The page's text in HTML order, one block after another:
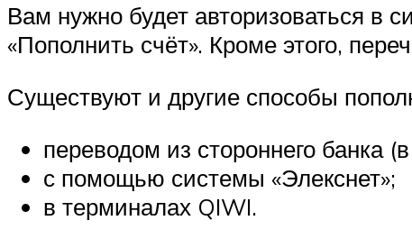
Вам нужно будет авторизоваться в
«Пополнить счёт». Кроме этого,
Существуют и другие способы
переводом из стороннего банка
с помощью системы «Элекснет»;
в терминалах QIWI.